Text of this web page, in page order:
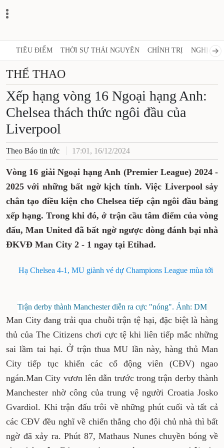
TIÊU ĐIỂM THỜI SỰ THÁI NGUYÊN CHÍNH TRỊ NGHỊ
THỂ THAO
Xếp hạng vòng 16 Ngoại hạng Anh:
Chelsea thách thức ngôi đầu của
Liverpool
Theo Báo tin tức 17:01, 16/12/2024
Vòng 16 giải Ngoại hạng Anh (Premier League) 2024 -
2025 với những bất ngờ kịch tính. Việc Liverpool sảy
chân tạo điều kiện cho Chelsea tiếp cận ngôi đầu bảng
xếp hạng. Trong khi đó, ở trận cầu tâm điểm của vòng
đấu, Man United đã bất ngờ ngược dòng đánh bại nhà
ĐKVĐ Man City 2 - 1 ngay tại Etihad.
Hạ Chelsea 4-1, MU giành vé dự Champions League mùa tới
Trận derby thành Manchester diễn ra cực "nóng". Ảnh: DM
Man City đang trải qua chuỗi trận tệ hại, đặc biệt là hàng
thủ của The Citizens chơi cực tệ khi liên tiếp mắc những
sai lầm tai hại. Ở trận thua MU lần này, hàng thủ Man
City tiếp tục khiến các cổ động viên (CĐV) ngao
ngán.Man City vươn lên dẫn trước trong trận derby thành
Manchester nhờ công của trung vệ người Croatia Josko
Gvardiol. Khi trận đấu trôi về những phút cuối và tất cả
các CĐV đều nghĩ về chiến thắng cho đội chủ nhà thì bất
ngờ đã xảy ra. Phút 87, Mathaus Nunes chuyền bóng về